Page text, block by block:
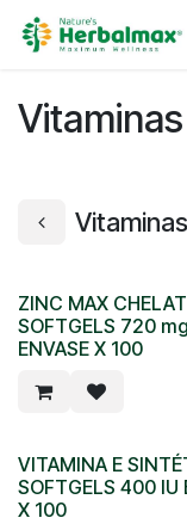
Ir al contenido
ZINC MAX
SOFTGELS 720 mg
ENVASE X 100
VITAMINA E
SOFTGELS 400 IU
X 100